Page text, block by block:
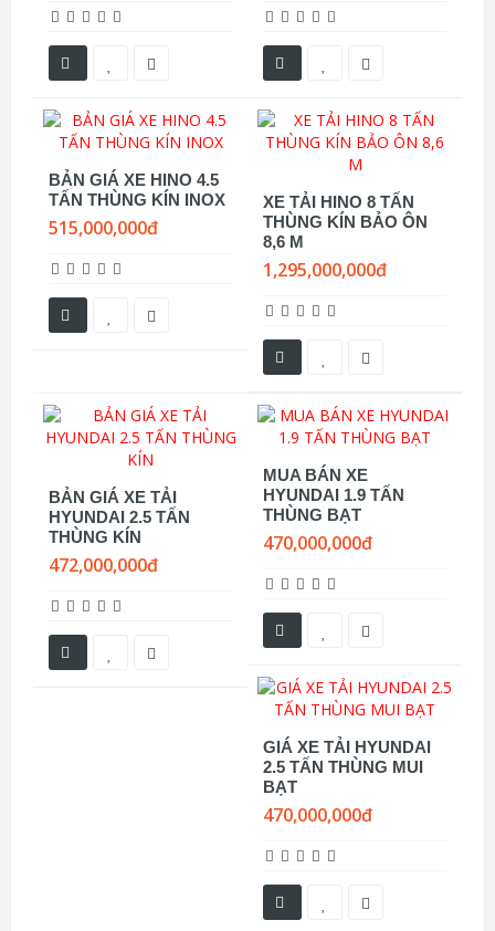
BẢN GIÁ XE HINO 4.5
TẤN THÙNG KÍN INOX
515,000,000đ
XE TẢI HINO 8 TẤN
THÙNG KÍN BẢO ÔN
8,6 M
1,295,000,000đ
BẢN GIÁ XE TẢI
HYUNDAI 2.5 TẤN
THÙNG KÍN
472,000,000đ
MUA BÁN XE
HYUNDAI 1.9 TẤN
THÙNG BẠT
470,000,000đ
GIÁ XE TẢI HYUNDAI
2.5 TẤN THÙNG MUI
BẠT
470,000,000đ